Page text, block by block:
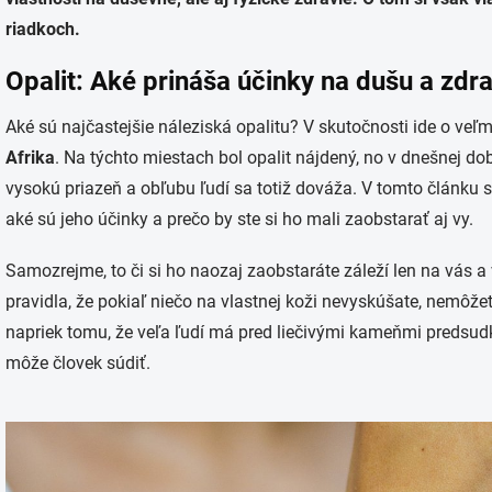
riadkoch.
Opalit: Aké prináša účinky na dušu a
Aké sú najčastejšie náleziská opalitu? V skutočnosti ide o
Afrika. Na týchto miestach bol opalit nájdený, no v dnešnej
vysokú priazeň a obľubu ľudí sa totiž dováža. V tomto článku
aké sú jeho účinky a prečo by ste si ho mali zaobstarať aj vy.
Samozrejme, to či si ho naozaj zaobstaráte záleží len na vás
pravidla, že pokiaľ niečo na vlastnej koži nevyskúšate,
napriek tomu, že veľa ľudí má pred liečivými kameňmi
môže človek súdiť.